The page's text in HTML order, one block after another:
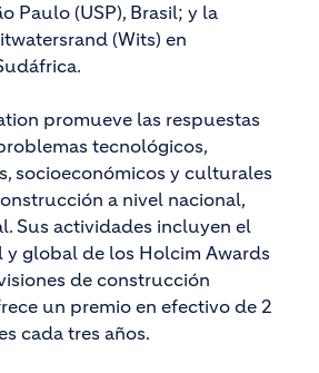
Paulo (USP), Brasil; y la
(Wits) en
promueve las respuestas
tecnológicos,
socioeconómicos y culturales
a nivel nacional,
Sus actividades incluyen el
y global de los Holcim Awards
de construcción
un premio en efectivo de 2
cada tres años.